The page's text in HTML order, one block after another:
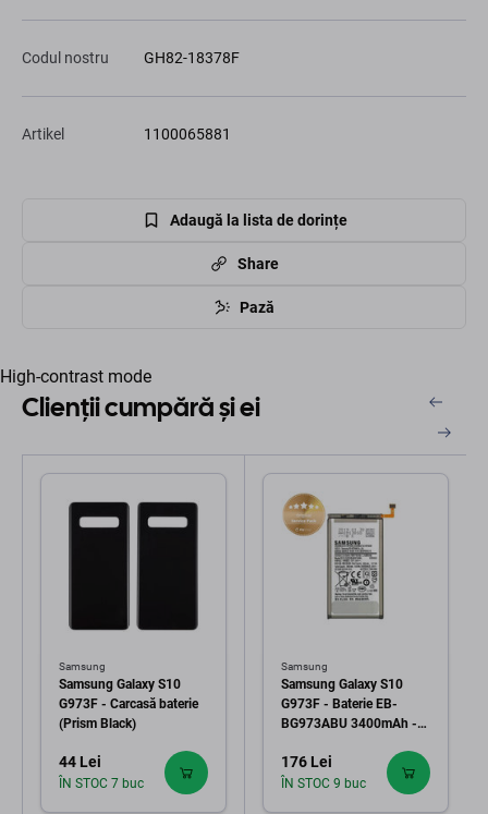
Codul nostru GH82-18378F
Artikel 1100065881
Adaugă la lista de dorințe
Share
Pază
High-contrast mode
Clienții cumpără și ei
Samsung
Samsung Galaxy S10
G973F - Carcasă baterie
(Prism Black)
44 Lei
ÎN STOC 7 buc
Samsung
Samsung Galaxy S10
G973F - Baterie EB-
BG973ABU 3400mAh -
Service Pack
176 Lei
ÎN STOC 9 buc